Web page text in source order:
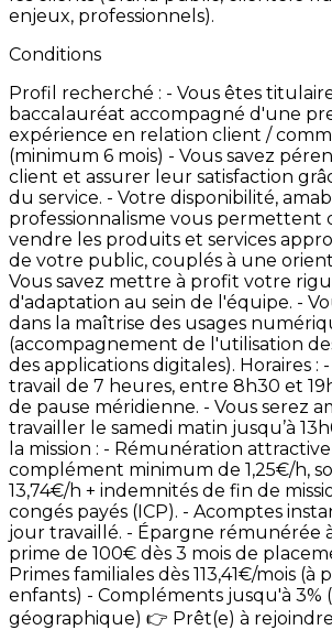
enjeux, professionnels).
Conditions
Profil recherché : - Vous êtes
baccalauréat accompagné d'une
expérience en relation client /
(minimum 6 mois) - Vous savez
client et assurer leur satisfaction
du service. - Votre disponibilité,
professionnalisme vous permettent
vendre les produits et services
de votre public, couplés à une
Vous savez mettre à profit votre
d'adaptation au sein de l'équipe. -
dans la maîtrise des usages
(accompagnement de l'utilisation
des applications digitales). Horaires :
travail de 7 heures, entre 8h30 et
de pause méridienne. - Vous serez
travailler le samedi matin jusqu’à
la mission : - Rémunération attractive
complément minimum de 1,25€/h,
13,74€/h + indemnités de fin de
congés payés (ICP). - Acomptes
jour travaillé. - Épargne rémunérée
prime de 100€ dès 3 mois de
Primes familiales dès 113,41€/mois (à
enfants) - Compléments jusqu'à 3%
géographique) 👉 Prêt(e) à rejoindre